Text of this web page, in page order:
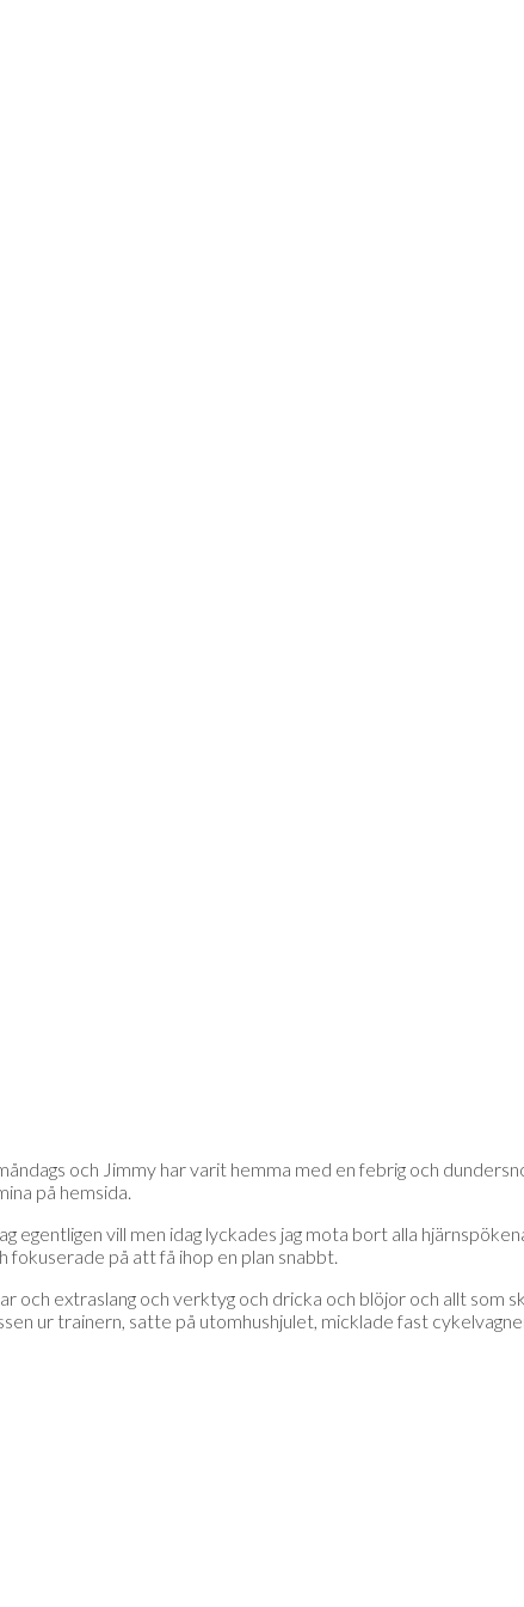
och Jimmy har varit hemma med en febrig och
på hemsida.
egentligen vill men idag lyckades jag mota bort alla
på att få ihop en plan snabbt.
och extraslang och verktyg och dricka och blöjor och allt som
ur trainern, satte på utomhushjulet, micklade fast